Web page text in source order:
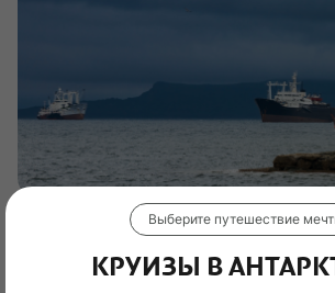
Кейсы 4 сентября 2024
Влюблен по собственному
Выберите путешествие
КРУИЗЫ В